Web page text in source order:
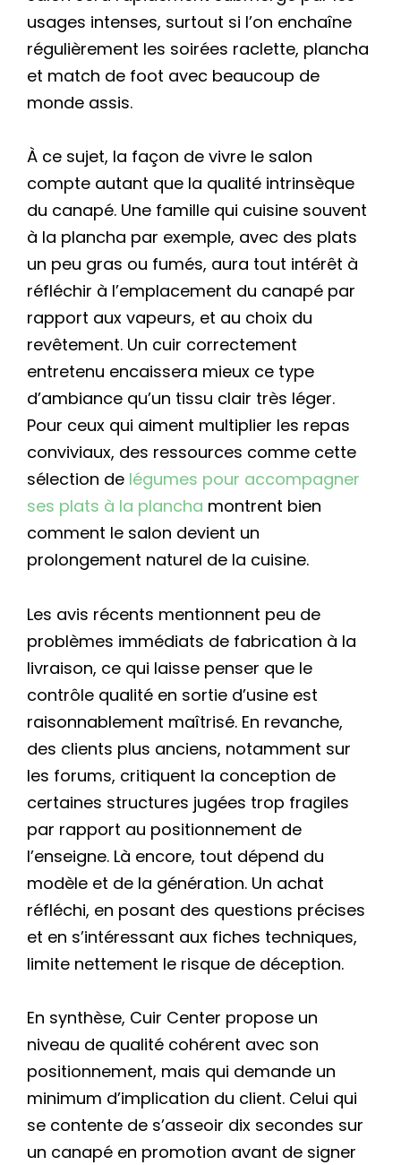
usages intenses, surtout si l’on enchaîne
régulièrement les soirées raclette, plancha
et match de foot avec beaucoup de
monde assis.
À ce sujet, la façon de vivre le salon
compte autant que la qualité intrinsèque
du canapé. Une famille qui cuisine souvent
à la plancha par exemple, avec des plats
un peu gras ou fumés, aura tout intérêt à
réfléchir à l’emplacement du canapé par
rapport aux vapeurs, et au choix du
revêtement. Un cuir correctement
entretenu encaissera mieux ce type
d’ambiance qu’un tissu clair très léger.
Pour ceux qui aiment multiplier les repas
conviviaux, des ressources comme cette
sélection de légumes pour accompagner
ses plats à la plancha montrent bien
comment le salon devient un
prolongement naturel de la cuisine.
Les avis récents mentionnent peu de
problèmes immédiats de fabrication à la
livraison, ce qui laisse penser que le
contrôle qualité en sortie d’usine est
raisonnablement maîtrisé. En revanche,
des clients plus anciens, notamment sur
les forums, critiquent la conception de
certaines structures jugées trop fragiles
par rapport au positionnement de
l’enseigne. Là encore, tout dépend du
modèle et de la génération. Un achat
réfléchi, en posant des questions précises
et en s’intéressant aux fiches techniques,
limite nettement le risque de déception.
En synthèse, Cuir Center propose un
niveau de qualité cohérent avec son
positionnement, mais qui demande un
minimum d’implication du client. Celui qui
se contente de s’asseoir dix secondes sur
un canapé en promotion avant de signer